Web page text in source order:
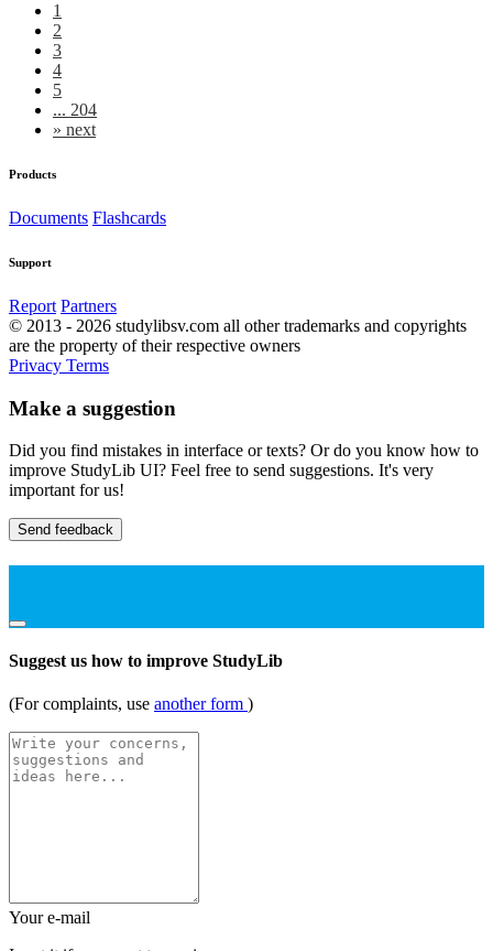
1
2
3
4
5
... 204
» next
Products
Documents Flashcards
Support
Report Partners
© 2013 - 2026 studylibsv.com all other trademarks and copyrights
are the property of their respective owners
Privacy Terms
Make a suggestion
Did you find mistakes in interface or texts? Or do you know how to
improve StudyLib UI? Feel free to send suggestions. It's very
important for us!
Send feedback
Suggest us how to improve StudyLib
(For complaints, use another form )
Your e-mail